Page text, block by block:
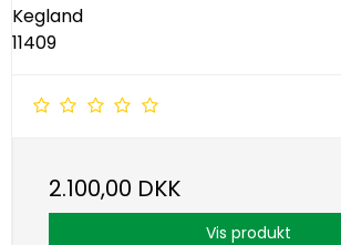
Kegland
11409
2.100,00 DKK
Vis produkt